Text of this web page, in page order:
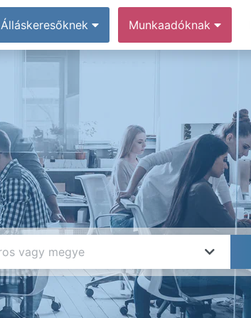
Álláskeresőknek Munkaadóknak